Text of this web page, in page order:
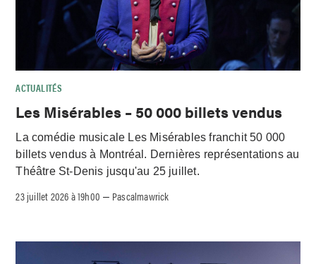
ACTUALITÉS
Les Misérables – 50 000 billets vendus
La comédie musicale Les Misérables franchit 50 000
billets vendus à Montréal. Dernières représentations au
Théâtre St-Denis jusqu'au 25 juillet.
23 juillet 2026 à 19h00 – Pascalmawrick